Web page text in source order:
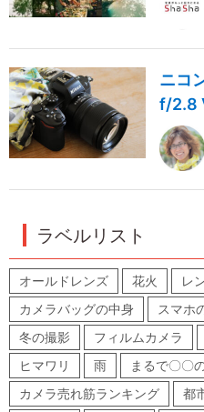
ニコ
f/2.8
ラベルリスト
オールドレンズ 花火
レ
カメラバッグの中身
スマホ
冬の撮影
フィルムカメラ
ヒマワリ
雨 まるで〇〇
カメラ売れ筋ランキング
都